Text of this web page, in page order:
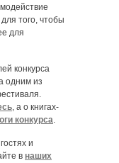
того, чтобы
для
конкурса
одним из
, а о книгах-
конкурса.
и
в наших